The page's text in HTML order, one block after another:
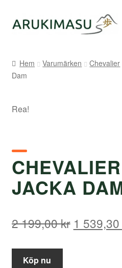
Hoppa
till
Hoppa
till
Kontakt
Om Arukimasu
Väljare
Hem Varumärken Chevalier
Dam
Rea!
JACKA
2 199,00kr Det
1 539,30
Köp nu